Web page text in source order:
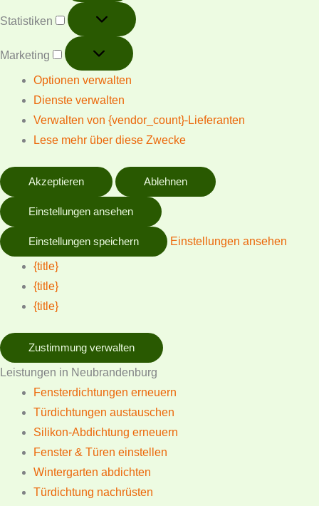
Statistiken
Marketing
Optionen verwalten
Dienste verwalten
Verwalten von {vendor_count}-Lieferanten
Lese mehr über diese Zwecke
Akzeptieren Ablehnen
Einstellungen ansehen
Einstellungen speichern Einstellungen ansehen
{title}
{title}
{title}
Zustimmung verwalten
Leistungen in Neubrandenburg
Fensterdichtungen erneuern
Türdichtungen austauschen
Silikon-Abdichtung erneuern
Fenster & Türen einstellen
Wintergarten abdichten
Türdichtung nachrüsten